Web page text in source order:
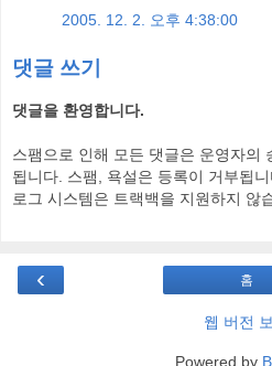
2005. 12. 2. 오후 4:38:00
댓글 쓰기
댓글을 환영합니다.
스팸으로 인해 모든 댓글은 운영자의
됩니다. 스팸, 욕설은 등록이 거부됩
로그 시스템은 트랙백을 지원하지 않
‹ 홈
웹 버전
Powered by